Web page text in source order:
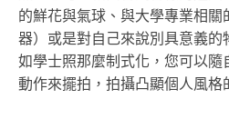
的鮮花與氣球、與大學專業相
器）或是對自己來說別具意義的
如學士照那麼制式化，您可以隨
動作來擺拍，拍攝凸顯個人風格